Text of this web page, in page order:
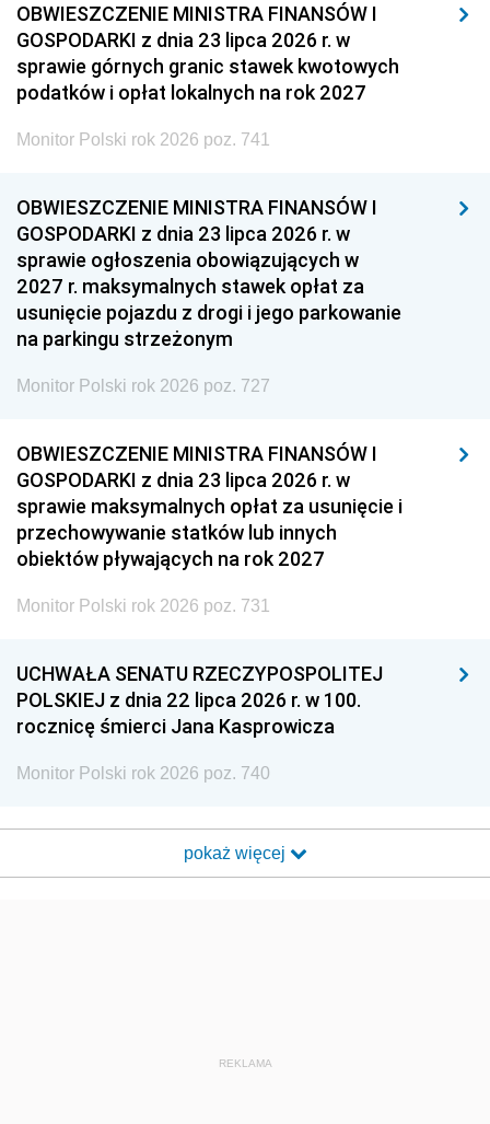
OBWIESZCZENIE MINISTRA FINANSÓW I
GOSPODARKI z dnia 23 lipca 2026 r. w
sprawie górnych granic stawek kwotowych
podatków i opłat lokalnych na rok 2027
Monitor Polski rok 2026 poz. 741
OBWIESZCZENIE MINISTRA FINANSÓW I
GOSPODARKI z dnia 23 lipca 2026 r. w
sprawie ogłoszenia obowiązujących w
2027 r. maksymalnych stawek opłat za
usunięcie pojazdu z drogi i jego parkowanie
na parkingu strzeżonym
Monitor Polski rok 2026 poz. 727
OBWIESZCZENIE MINISTRA FINANSÓW I
GOSPODARKI z dnia 23 lipca 2026 r. w
sprawie maksymalnych opłat za usunięcie i
przechowywanie statków lub innych
obiektów pływających na rok 2027
Monitor Polski rok 2026 poz. 731
UCHWAŁA SENATU RZECZYPOSPOLITEJ
POLSKIEJ z dnia 22 lipca 2026 r. w 100.
rocznicę śmierci Jana Kasprowicza
Monitor Polski rok 2026 poz. 740
pokaż więcej
REKLAMA